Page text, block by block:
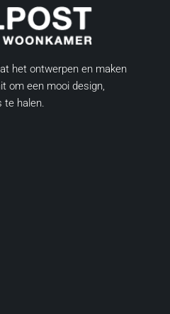
het ontwerpen en maken
om een mooi design,
te halen.